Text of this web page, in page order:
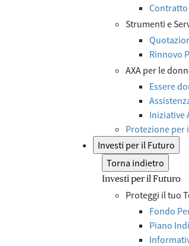
Contratto
Strumenti e
Rinnovo
AXA per le
Essere
Iniziative
Protezione per
Investi per il Futuro
Torna indietro
Investi per il Futuro
Proteggi il tuo
Fondo
Piano